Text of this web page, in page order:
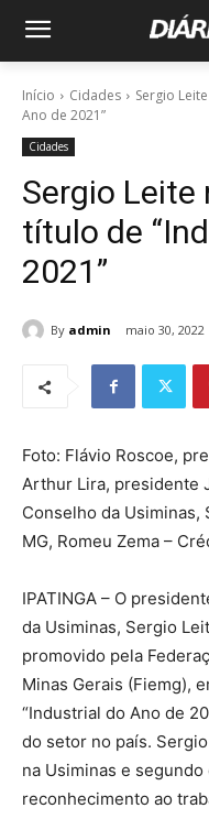
Início Cidades
Sergio
Ano de 2021”
Cidades
Sergio Leite
título de
2021”
By admin maio 30, 2022
Foto: Flávio Roscoe,
Arthur Lira, presidente
Conselho da
MG, Romeu Zema –
IPATINGA – O
da Usiminas, Sergio
promovido pela
Minas Gerais (Fiemg),
“Industrial do Ano de
do setor no país.
na Usiminas e
reconhecimento ao